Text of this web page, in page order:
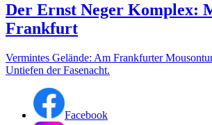
Der Ernst Neger Komplex:
Frankfurt
Vermintes Gelände: Am Frankfurter
Untiefen der Fasenacht.
Facebook